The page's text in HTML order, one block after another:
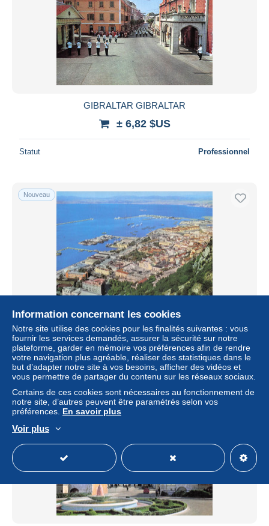
GIBRALTAR GIBRALTAR
± 6,82 $US
Statut Professionnel
Nouveau
GIBRALTAR GIBRALTAR
± 6,82 $US
Statut Professionnel
Nouveau
Information concernant les cookies
Notre site utilise des cookies pour les finalités suivantes : vous
fournir les services demandés, assurer la sécurité sur notre
plateforme, garder en mémoire vos préférences afin de rendre
votre navigation plus agréable, réaliser des statistiques dans le
but d’adapter notre site à vos besoins, afficher des vidéos et
vous permettre de partager du contenu sur les réseaux sociaux.
Certains de ces cookies sont nécessaires au fonctionnement de
notre site, d’autres peuvent être paramétrés selon vos
préférences. En savoir plus
Voir plus